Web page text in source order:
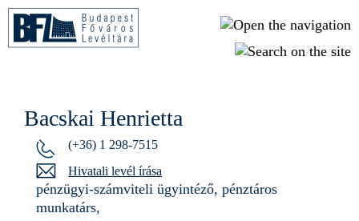
Ugrás a tartalomra
Bacskai Henrietta
(+36) 1 298-7515
Hivatali levél írása
pénzügyi-számviteli ügyintéző, pénztáros
munkatárs,